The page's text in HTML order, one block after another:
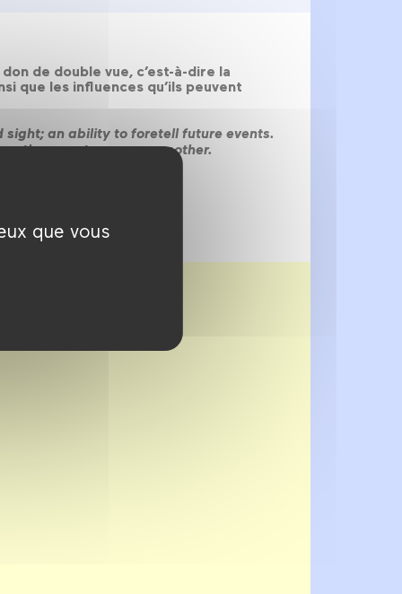
que vous
de double vue, c’est-à-dire la
que les influences qu’ils peuvent
sight; an ability to foretell future events.
they exert upon one another.